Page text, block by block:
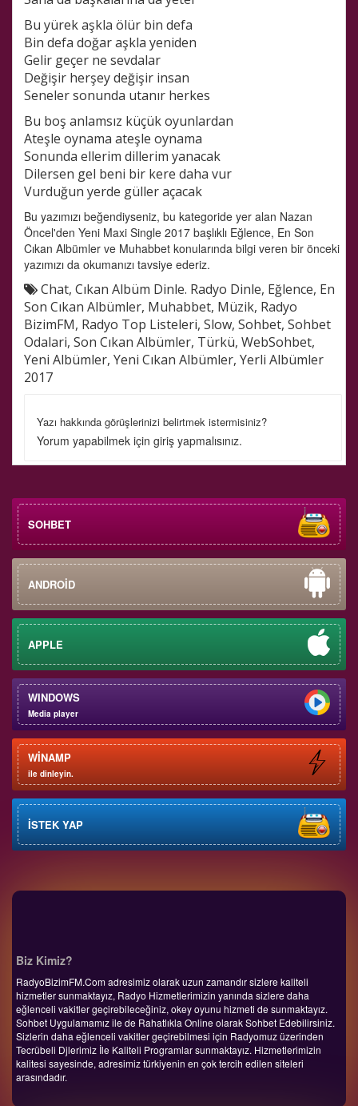
Bu yürek aşkla ölür bin defa
Bin defa doğar aşkla yeniden
Gelir geçer ne sevdalar
Değişir herşey değişir insan
Seneler sonunda utanır herkes
Bu boş anlamsız küçük oyunlardan
Ateşle oynama ateşle oynama
Sonunda ellerim dillerim yanacak
Dilersen gel beni bir kere daha vur
Vurduğun yerde güller açacak
Bu yazımızı beğendiyseniz, bu kategoride yer alan Nazan
Öncel'den Yeni Maxi Single 2017 başlıklı Eğlence, En Son
Cıkan Albümler ve Muhabbet konularında bilgi veren bir önceki
yazımızı da okumanızı tavsiye ederiz.
Chat, Cıkan Albüm Dinle. Radyo Dinle, Eğlence, En
Son Cıkan Albümler, Muhabbet, Müzik, Radyo
BizimFM, Radyo Top Listeleri, Slow, Sohbet, Sohbet
Odalari, Son Cıkan Albümler, Türkü, WebSohbet,
Yeni Albümler, Yeni Cıkan Albümler, Yerli Albümler
2017
Yazı hakkında görüşlerinizi belirtmek istermisiniz?
Yorum yapabilmek için giriş yapmalısınız.
SOHBET
ANDROİD
APPLE
WINDOWS
Media player
WİNAMP
ile dinleyin.
İSTEK YAP
Biz Kimiz?
RadyoBizimFM.Com adresimiz olarak uzun zamandır sizlere kaliteli
hizmetler sunmaktayız, Radyo Hizmetlerimizin yanında sizlere daha
eğlenceli vakitler geçirebileceğiniz, okey oyunu hizmeti de sunmaktayız.
Sohbet Uygulamamız ile de Rahatlıkla Online olarak Sohbet Edebilirsiniz.
Sizlerin daha eğlenceli vakitler geçirebilmesi için Radyomuz üzerinden
Tecrübeli Djlerimiz İle Kaliteli Programlar sunmaktayız. Hizmetlerimizin
kalitesi sayesinde, adresimiz türkiyenin en çok tercih edilen siteleri
arasındadır.